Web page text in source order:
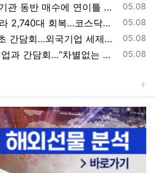
등록일
05.08
수에 연이틀 상승…2745.05 마감
등록일
05.08
대 회복…코스닥은 강보합(종합)
등록일
05.08
…외국기업 세제혜택 등 논의
등록일
05.08
회…“차별없는 공정과세 약속”